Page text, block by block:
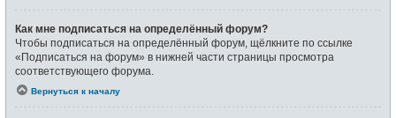
Как мне подписаться на определённый форум?
Чтобы подписаться на определённый форум, щёлкните по ссылке
«Подписаться на форум» в нижней части страницы просмотра
соответствующего форума.
Вернуться к началу